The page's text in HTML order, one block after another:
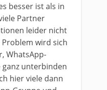
besser ist als in
Partner
leider nicht
wird sich
WhatsApp-
ganz unterbinden
hier viele dann